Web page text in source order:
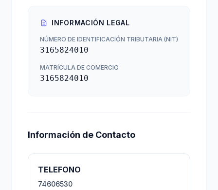
INFORMACIÓN LEGAL
NÚMERO DE IDENTIFICACIÓN TRIBUTARIA (NIT)
3165824010
MATRÍCULA DE COMERCIO
3165824010
Información de Contacto
TELEFONO
74606530